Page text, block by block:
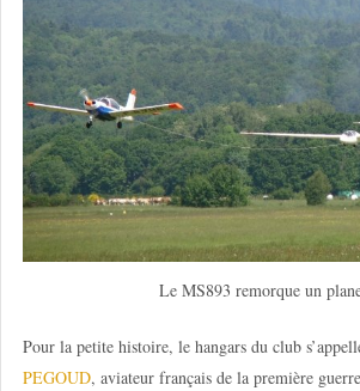
Le MS893 remorque un
Pour la petite histoire, le hangars du club
PEGOUD, aviateur français de la première